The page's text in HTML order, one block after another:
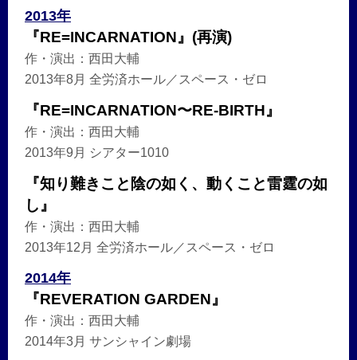
2013年
『RE=INCARNATION』(再演)
作・演出：西田大輔
2013年8月 全労済ホール／スペース・ゼロ
『RE=INCARNATION〜RE-BIRTH』
作・演出：西田大輔
2013年9月 シアター1010
『知り難きこと陰の如く、動くこと雷霆の如
し』
作・演出：西田大輔
2013年12月 全労済ホール／スペース・ゼロ
2014年
『REVERATION GARDEN』
作・演出：西田大輔
2014年3月 サンシャイン劇場